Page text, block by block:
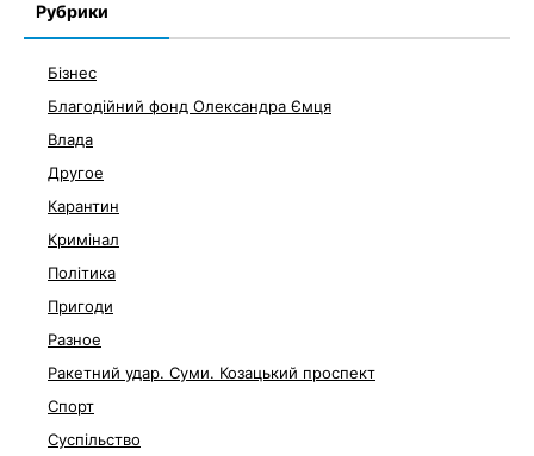
Рубрики
Бізнес
Благодійний фонд Олександра Ємця
Влада
Другое
Карантин
Кримінал
Політика
Пригоди
Разное
Ракетний удар. Суми. Козацький проспект
Спорт
Суспільство